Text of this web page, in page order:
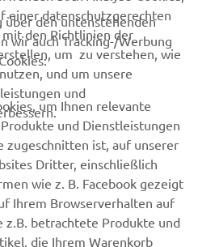
einer datenschutzgerechten
den Richtlinien der
um zu verstehen, wie
und um unsere
und
über den untenstehenden
wir auch Tracking-/Werbung
um Ihnen relevante
und Dienstleistungen
zugeschnitten ist, auf unserer
Dritter, einschließlich
wie z. B. Facebook gezeigt
Ihrem Browserverhalten auf
z.B. betrachtete Produkte und
die Ihrem Warenkorb